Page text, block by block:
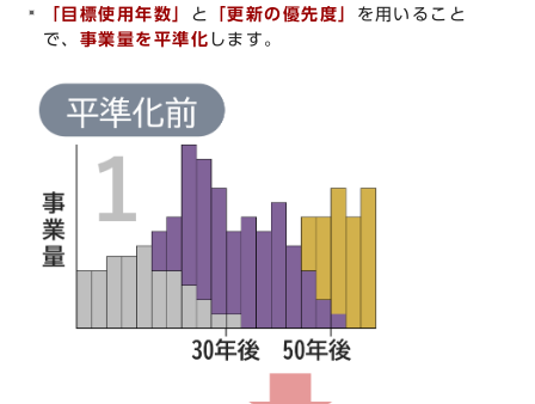
「目標使用年数」 と 「更新の優先度」 を用いること
で、 事業量を平準化 します。